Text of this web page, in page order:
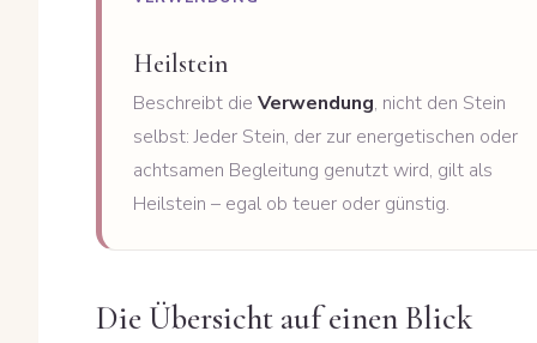
Heilstein
Beschreibt die Verwendung, nicht den Stein
selbst: Jeder Stein, der zur energetischen oder
achtsamen Begleitung genutzt wird, gilt als
Heilstein – egal ob teuer oder günstig.
Die Übersicht auf einen Blick